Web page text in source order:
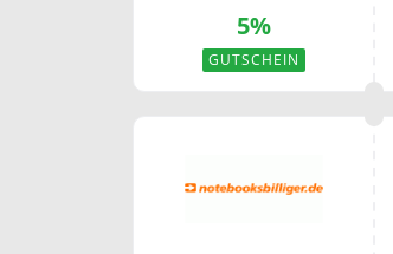
5%
GUTSCHEIN